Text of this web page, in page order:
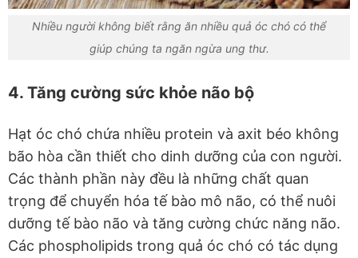
Nhiều người không biết rằng ăn nhiều quả óc chó có thể
giúp chúng ta ngăn ngừa ung thư.
4. Tăng cường sức khỏe não bộ
Hạt óc chó chứa nhiều protein và axit béo không
bão hòa cần thiết cho dinh dưỡng của con người.
Các thành phần này đều là những chất quan
trọng để chuyển hóa tế bào mô não, có thể nuôi
dưỡng tế bào não và tăng cường chức năng não.
Các phospholipids trong quả óc chó có tác dụng